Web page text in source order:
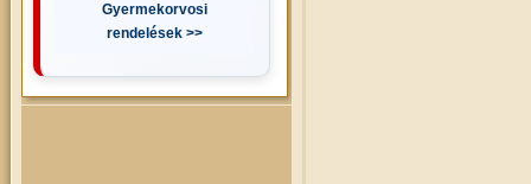
Gyermekorvosi
rendelések >>